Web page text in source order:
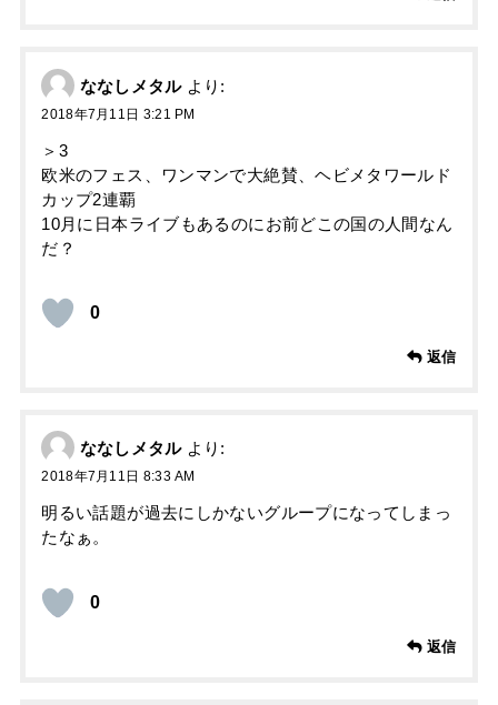
ななしメタル より:
2018年7月11日 3:21 PM
＞3
欧米のフェス、ワンマンで大絶賛、ヘビメタワールド
カップ2連覇
10月に日本ライブもあるのにお前どこの国の人間なん
だ？
0
返信
ななしメタル より:
2018年7月11日 8:33 AM
明るい話題が過去にしかないグループになってしまっ
たなぁ。
0
返信